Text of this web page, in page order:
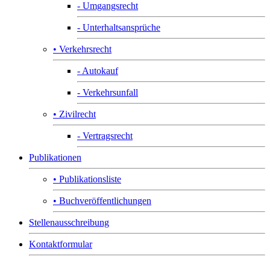
- Umgangsrecht
- Unterhaltsansprüche
• Verkehrsrecht
- Autokauf
- Verkehrsunfall
• Zivilrecht
- Vertragsrecht
Publikationen
• Publikationsliste
• Buchveröffentlichungen
Stellenausschreibung
Kontaktformular